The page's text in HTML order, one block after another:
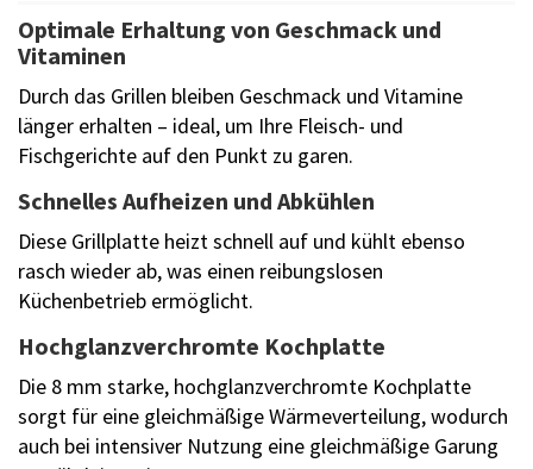
Optimale Erhaltung von Geschmack und
Vitaminen
Durch das Grillen bleiben Geschmack und Vitamine
länger erhalten – ideal, um Ihre Fleisch- und
Fischgerichte auf den Punkt zu garen.
Schnelles Aufheizen und Abkühlen
Diese Grillplatte heizt schnell auf und kühlt ebenso
rasch wieder ab, was einen reibungslosen
Küchenbetrieb ermöglicht.
Hochglanzverchromte Kochplatte
Die 8 mm starke, hochglanzverchromte Kochplatte
sorgt für eine gleichmäßige Wärmeverteilung, wodurch
auch bei intensiver Nutzung eine gleichmäßige Garung